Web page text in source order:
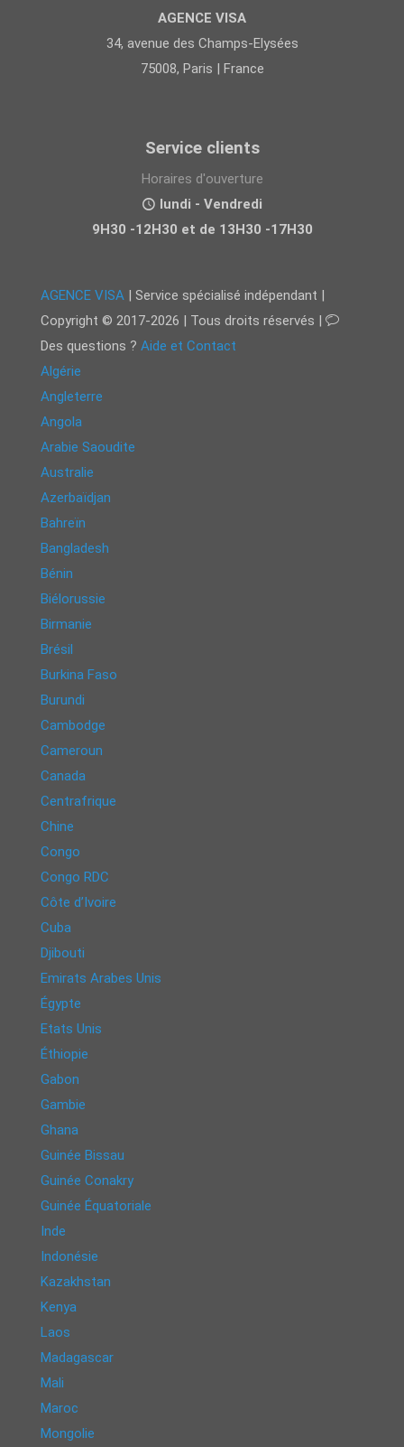
AGENCE VISA
34, avenue des Champs-Elysées
75008, Paris | France
Service clients
Horaires d'ouverture
lundi - Vendredi
9H30 -12H30 et de 13H30 -17H30
AGENCE VISA | Service spécialisé indépendant |
Copyright © 2017-2026 | Tous droits réservés |
Des questions ? Aide et Contact
Algérie
Angleterre
Angola
Arabie Saoudite
Australie
Azerbaïdjan
Bahreïn
Bangladesh
Bénin
Biélorussie
Birmanie
Brésil
Burkina Faso
Burundi
Cambodge
Cameroun
Canada
Centrafrique
Chine
Congo
Congo RDC
Côte d’Ivoire
Cuba
Djibouti
Emirats Arabes Unis
Égypte
Etats Unis
Éthiopie
Gabon
Gambie
Ghana
Guinée Bissau
Guinée Conakry
Guinée Équatoriale
Inde
Indonésie
Kazakhstan
Kenya
Laos
Madagascar
Mali
Maroc
Mongolie